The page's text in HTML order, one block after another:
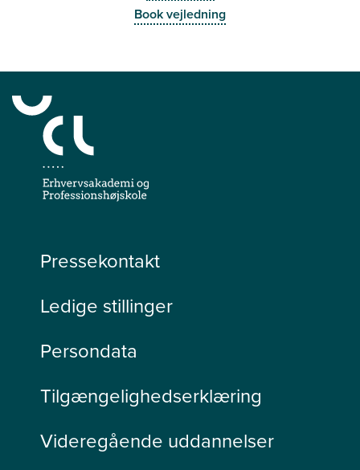
Book vejledning
Pressekontakt
Ledige stillinger
Persondata
Tilgængelighedserklæring
Videregående uddannelser